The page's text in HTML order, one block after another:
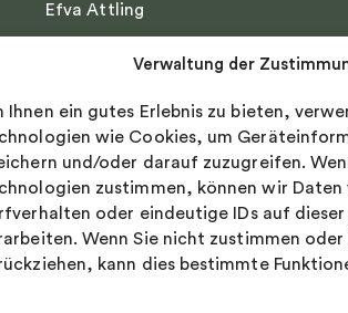
Verwaltung der
Ihnen ein gutes Erlebnis zu bieten,
wie Cookies, um
und/oder darauf zuzugreifen.
zustimmen, können wir Daten
oder eindeutige IDs auf
Wenn Sie nicht zustimmen
kann dies bestimmte
Efva Attling
Nordic Spectra